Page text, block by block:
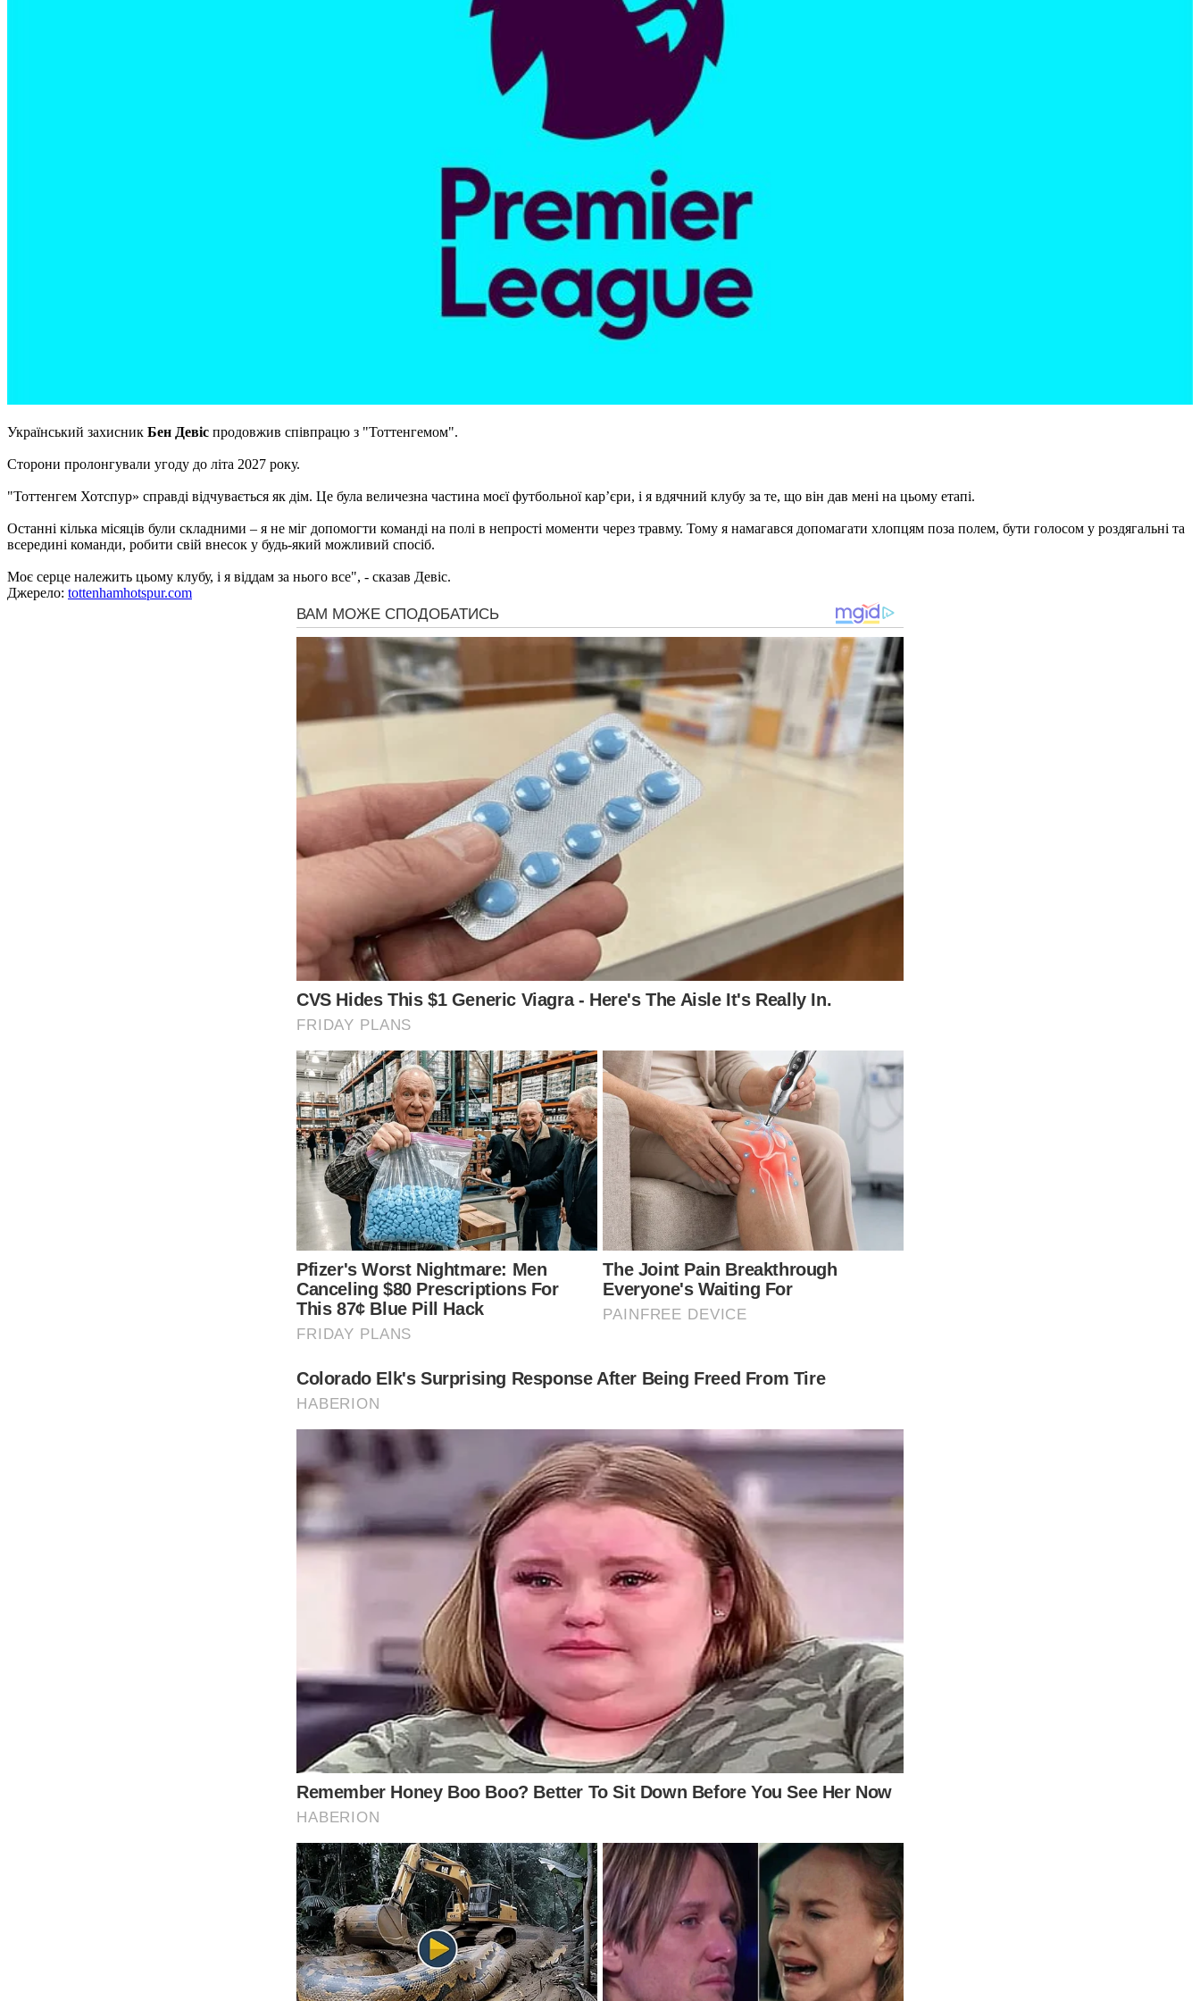
Український захисник Бен Девіс продовжив співпрацю з "Тоттенгемом".
Сторони пролонгували угоду до літа 2027 року.
"Тоттенгем Хотспур» справді відчувається як дім. Це була величезна частина моєї футбольної кар’єри, і я вдячний клубу за те, що він дав мені на цьому етапі.
Останні кілька місяців були складними – я не міг допомогти команді на полі в непрості моменти через травму. Тому я намагався допомагати хлопцям поза полем, бути голосом у роздягальні та
всередині команди, робити свій внесок у будь-який можливий спосіб.
Моє серце належить цьому клубу, і я віддам за нього все", - сказав Девіс.
Джерело: tottenhamhotspur.com